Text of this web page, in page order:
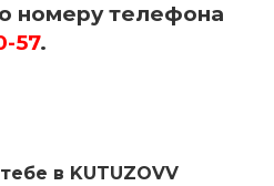
номеру телефона
57.
в KUTUZOVV